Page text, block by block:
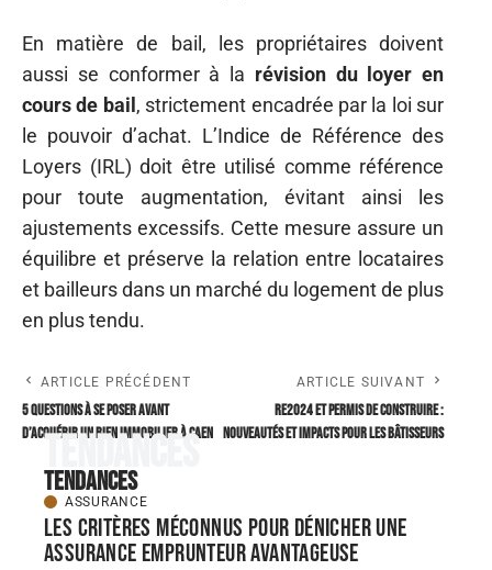
En matière de bail, les propriétaires doivent
aussi se conformer à la révision du loyer en
cours de bail, strictement encadrée par la loi sur
le pouvoir d’achat. L’Indice de Référence des
Loyers (IRL) doit être utilisé comme référence
pour toute augmentation, évitant ainsi les
ajustements excessifs. Cette mesure assure un
équilibre et préserve la relation entre locataires
et bailleurs dans un marché du logement de plus
en plus tendu.
ARTICLE PRÉCÉDENT
5 questions à se poser avant
d’acquérir un bien immobilier à Caen
ARTICLE SUIVANT
RE2024 et permis de construire :
nouveautés et impacts pour les bâtisseurs
Tendances
Tendances
ASSURANCE
Les critères méconnus pour dénicher une
assurance emprunteur avantageuse